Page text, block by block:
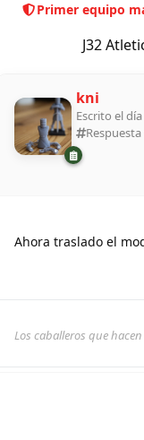
Primer equipo
J32
kni
Escrito el
Ahora traslado el
Los caballeros que